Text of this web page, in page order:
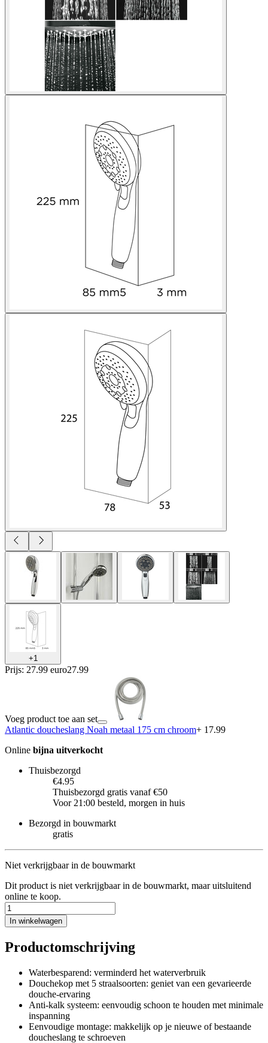
+1
Prijs: 27.99 euro27.99
Voeg product toe aan set
Atlantic doucheslang Noah metaal 175 cm chroom+ 17.99
Online bijna uitverkocht
Thuisbezorgd
€4.95
Thuisbezorgd gratis vanaf €50
Voor 21:00 besteld, morgen in huis
Bezorgd in bouwmarkt
gratis
Niet verkrijgbaar in de bouwmarkt
Dit product is niet verkrijgbaar in de bouwmarkt, maar uitsluitend
online te koop.
In winkelwagen
Productomschrijving
Waterbesparend: verminderd het waterverbruik
Douchekop met 5 straalsoorten: geniet van een gevarieerde
douche-ervaring
Anti-kalk systeem: eenvoudig schoon te houden met minimale
inspanning
Eenvoudige montage: makkelijk op je nieuwe of bestaande
doucheslang te schroeven